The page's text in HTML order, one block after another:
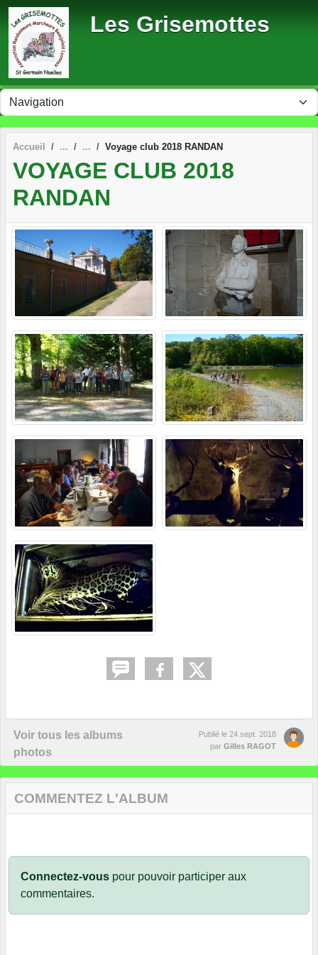
Les Grisemottes
Accueil Voyage club 2018 RANDAN
VOYAGE CLUB 2018
RANDAN
Voir tous les albums
photos
Publié le 24 sept. 2018
par Gilles RAGOT
COMMENTEZ L'ALBUM
Connectez-vous pour pouvoir participer aux
commentaires.
Panneau de gestion des cookies